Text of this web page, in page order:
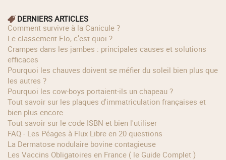
DERNIERS ARTICLES
Comment survivre à la Canicule ?
Le classement Elo, c’est quoi ?
Crampes dans les jambes : principales causes et solutions
efficaces
Pourquoi les chauves doivent se méfier du soleil bien plus que
les autres ?
Pourquoi les cow‑boys portaient‑ils un chapeau ?
Tout savoir sur les plaques d'immatriculation françaises et
bien plus encore
Tout savoir sur le code ISBN et bien l'utiliser
FAQ - Les Péages à Flux Libre en 20 questions
La Dermatose nodulaire bovine contagieuse
Les Vaccins Obligatoires en France ( le Guide Complet )